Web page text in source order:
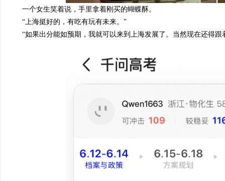
一个女生笑着说，手里拿着刚买的蝴蝶酥。
“上海挺好的，有吃有玩有未来。”
“如果出分能如预期，我就可以来到 上海发展了。 当然现在还得跟